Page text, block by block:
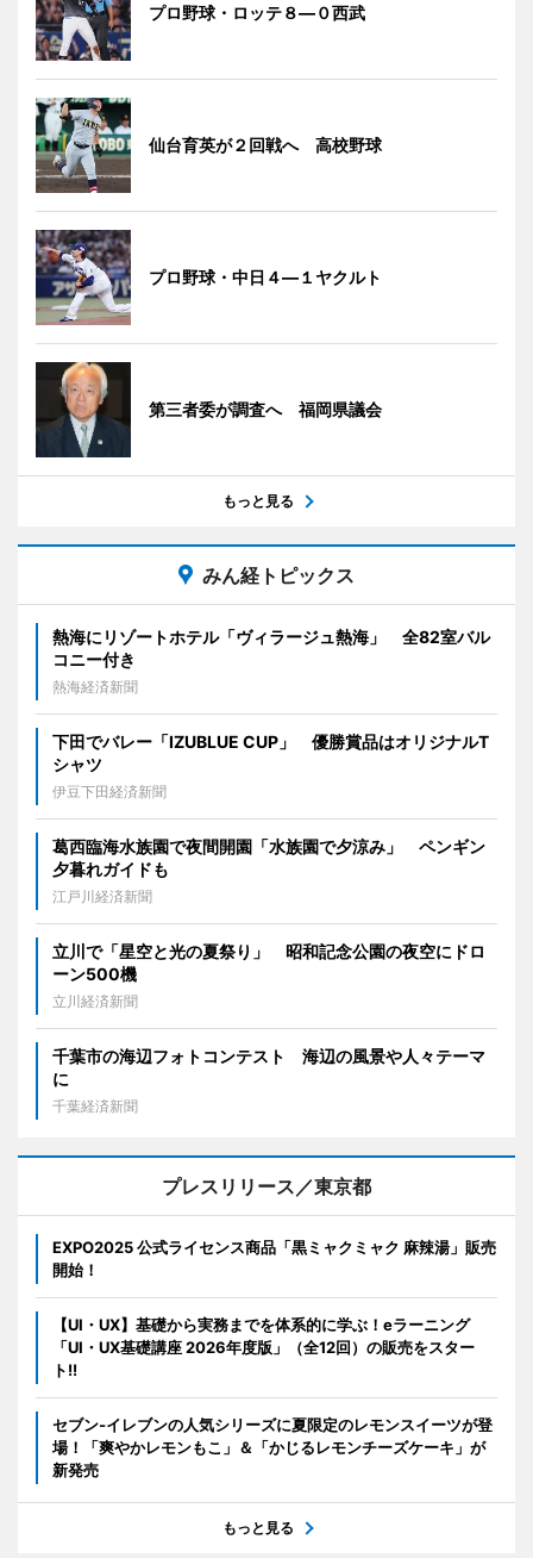
プロ野球・ロッテ８―０西武
仙台育英が２回戦へ 高校野球
プロ野球・中日４―１ヤクルト
第三者委が調査へ 福岡県議会
もっと見る
みん経トピックス
熱海にリゾートホテル「ヴィラージュ熱海」 全82室バル
コニー付き
熱海経済新聞
下田でバレー「IZUBLUE CUP」 優勝賞品はオリジナルT
シャツ
伊豆下田経済新聞
葛西臨海水族園で夜間開園「水族園で夕涼み」 ペンギン
夕暮れガイドも
江戸川経済新聞
立川で「星空と光の夏祭り」 昭和記念公園の夜空にドロ
ーン500機
立川経済新聞
千葉市の海辺フォトコンテスト 海辺の風景や人々テーマ
に
千葉経済新聞
プレスリリース／東京都
EXPO2025 公式ライセンス商品「黒ミャクミャク 麻辣湯」販売
開始！
【UI・UX】基礎から実務までを体系的に学ぶ！eラーニング
「UI・UX基礎講座 2026年度版」（全12回）の販売をスター
ト!!
セブン‐イレブンの人気シリーズに夏限定のレモンスイーツが登
場！「爽やかレモンもこ」＆「かじるレモンチーズケーキ」が
新発売
もっと見る